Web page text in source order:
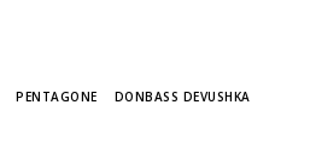
PENTAGONE
DONBASS DEVUSHKA